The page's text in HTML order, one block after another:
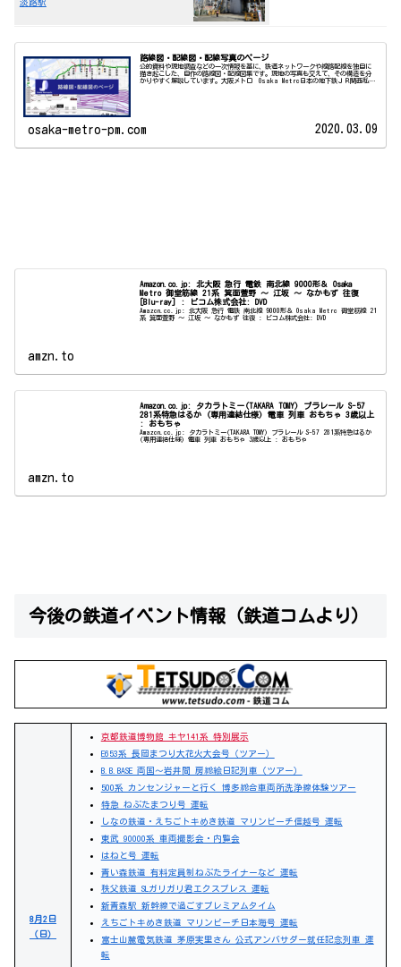
淡路駅
路線図・配線図・配線写真のページ
公的資料や現地調査などの一次情報を基に、鉄道ネットワークや線路配線を独自に
描き起こした、自作の路線図・配線図集です。現地の写真も交えて、その構造を分
かりやすく解説しています。大阪メトロ Osaka Metro日本の地下鉄ＪＲ関西私鉄
osaka-metro-pm.com 2020.03.09
Amazon.co.jp: 北大阪 急行 電鉄 南北線 9000形＆ Osaka
Metro 御堂筋線 21系 箕面萱野 ～ 江坂 ～ なかもず 往復
[Blu-ray] : ビコム株式会社: DVD
Amazon.co.jp: 北大阪 急行 電鉄 南北線 9000形＆ Osaka Metro 御堂筋線 21
系 箕面萱野 ～ 江坂 ～ なかもず 往復 : ビコム株式会社: DVD
amzn.to
Amazon.co.jp: タカラトミー(TAKARA TOMY) プラレール S-57
281系特急はるか (専用連結仕様) 電車 列車 おもちゃ 3歳以上
: おもちゃ
Amazon.co.jp: タカラトミー(TAKARA TOMY) プラレール S-57 281系特急はるか
(専用連結仕様) 電車 列車 おもちゃ 3歳以上 : おもちゃ
amzn.to
今後の鉄道イベント情報（鉄道コムより）
8月2日
（日）
京都鉄道博物館 キヤ141系 特別展示
E653系 長岡まつり大花火大会号（ツアー）
B.B.BASE 両国～岩井間 房総絵日記列車（ツアー）
500系 カンセンジャーと行く 博多総合車両所洗浄線体験ツアー
特急 ねぶたまつり号 運転
しなの鉄道・えちごトキめき鉄道 マリンビーチ信越号 運転
東武 90000系 車両撮影会・内覧会
はねと号 運転
青い森鉄道 有料定員制ねぶたライナーなど 運転
秩父鉄道 SLガリガリ君エクスプレス 運転
新青森駅 新幹線で過ごすプレミアムタイム
えちごトキめき鉄道 マリンビーチ日本海号 運転
富士山麓電気鉄道 茅原実里さん 公式アンバサダー就任記念列車 運
転